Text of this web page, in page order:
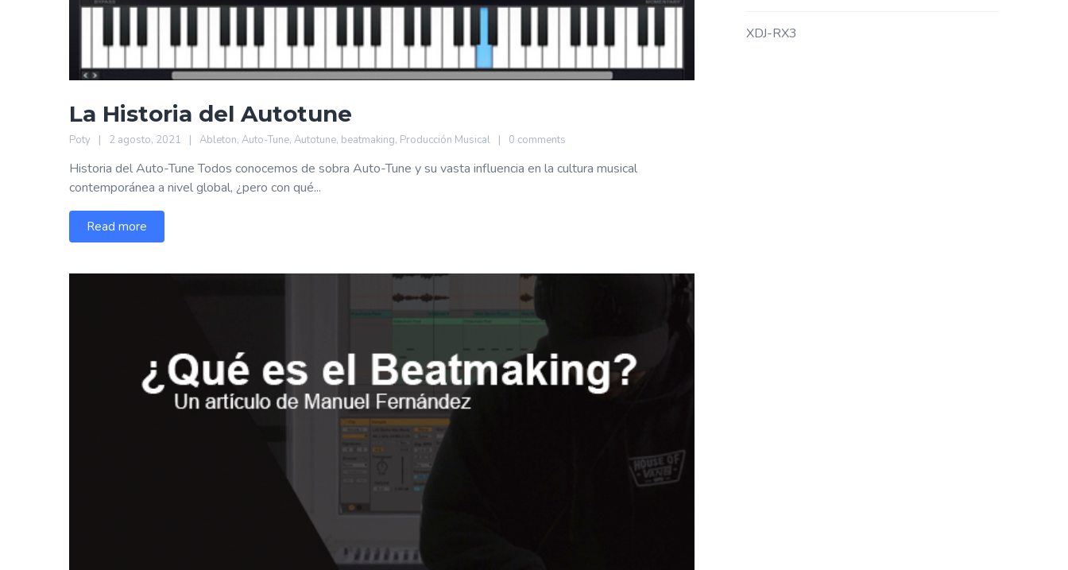
La Historia del Autotune
Poty 2 agosto, 2021 Ableton, Auto-Tune, Autotune, beatmaking, Producción Musical 0 comments
Historia del Auto-Tune Todos conocemos de sobra Auto-Tune y su vasta influencia en la cultura musical
contemporánea a nivel global, ¿pero con qué...
Read more
XDJ-RX3